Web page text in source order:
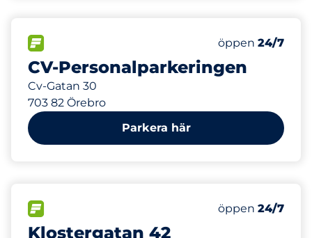
CV-Personalparkeringen
Cv-Gatan 30
703 82 Örebro
Antal
Totalt antal
Torsdag&nbsp
öppen 24/7
437 m
Parkera här
Klostergatan 42
Antal
Electric Car
Torsdag&nbsp
öppen 24/7
555 m